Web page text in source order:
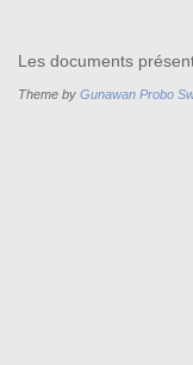
Les documents
Theme by Gunawan Probo